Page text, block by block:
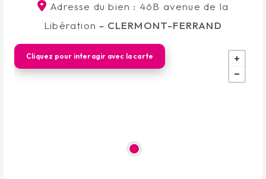
Adresse du bien : 46B avenue de la
Libération - CLERMONT-FERRAND
Cliquez pour interagir avec la carte